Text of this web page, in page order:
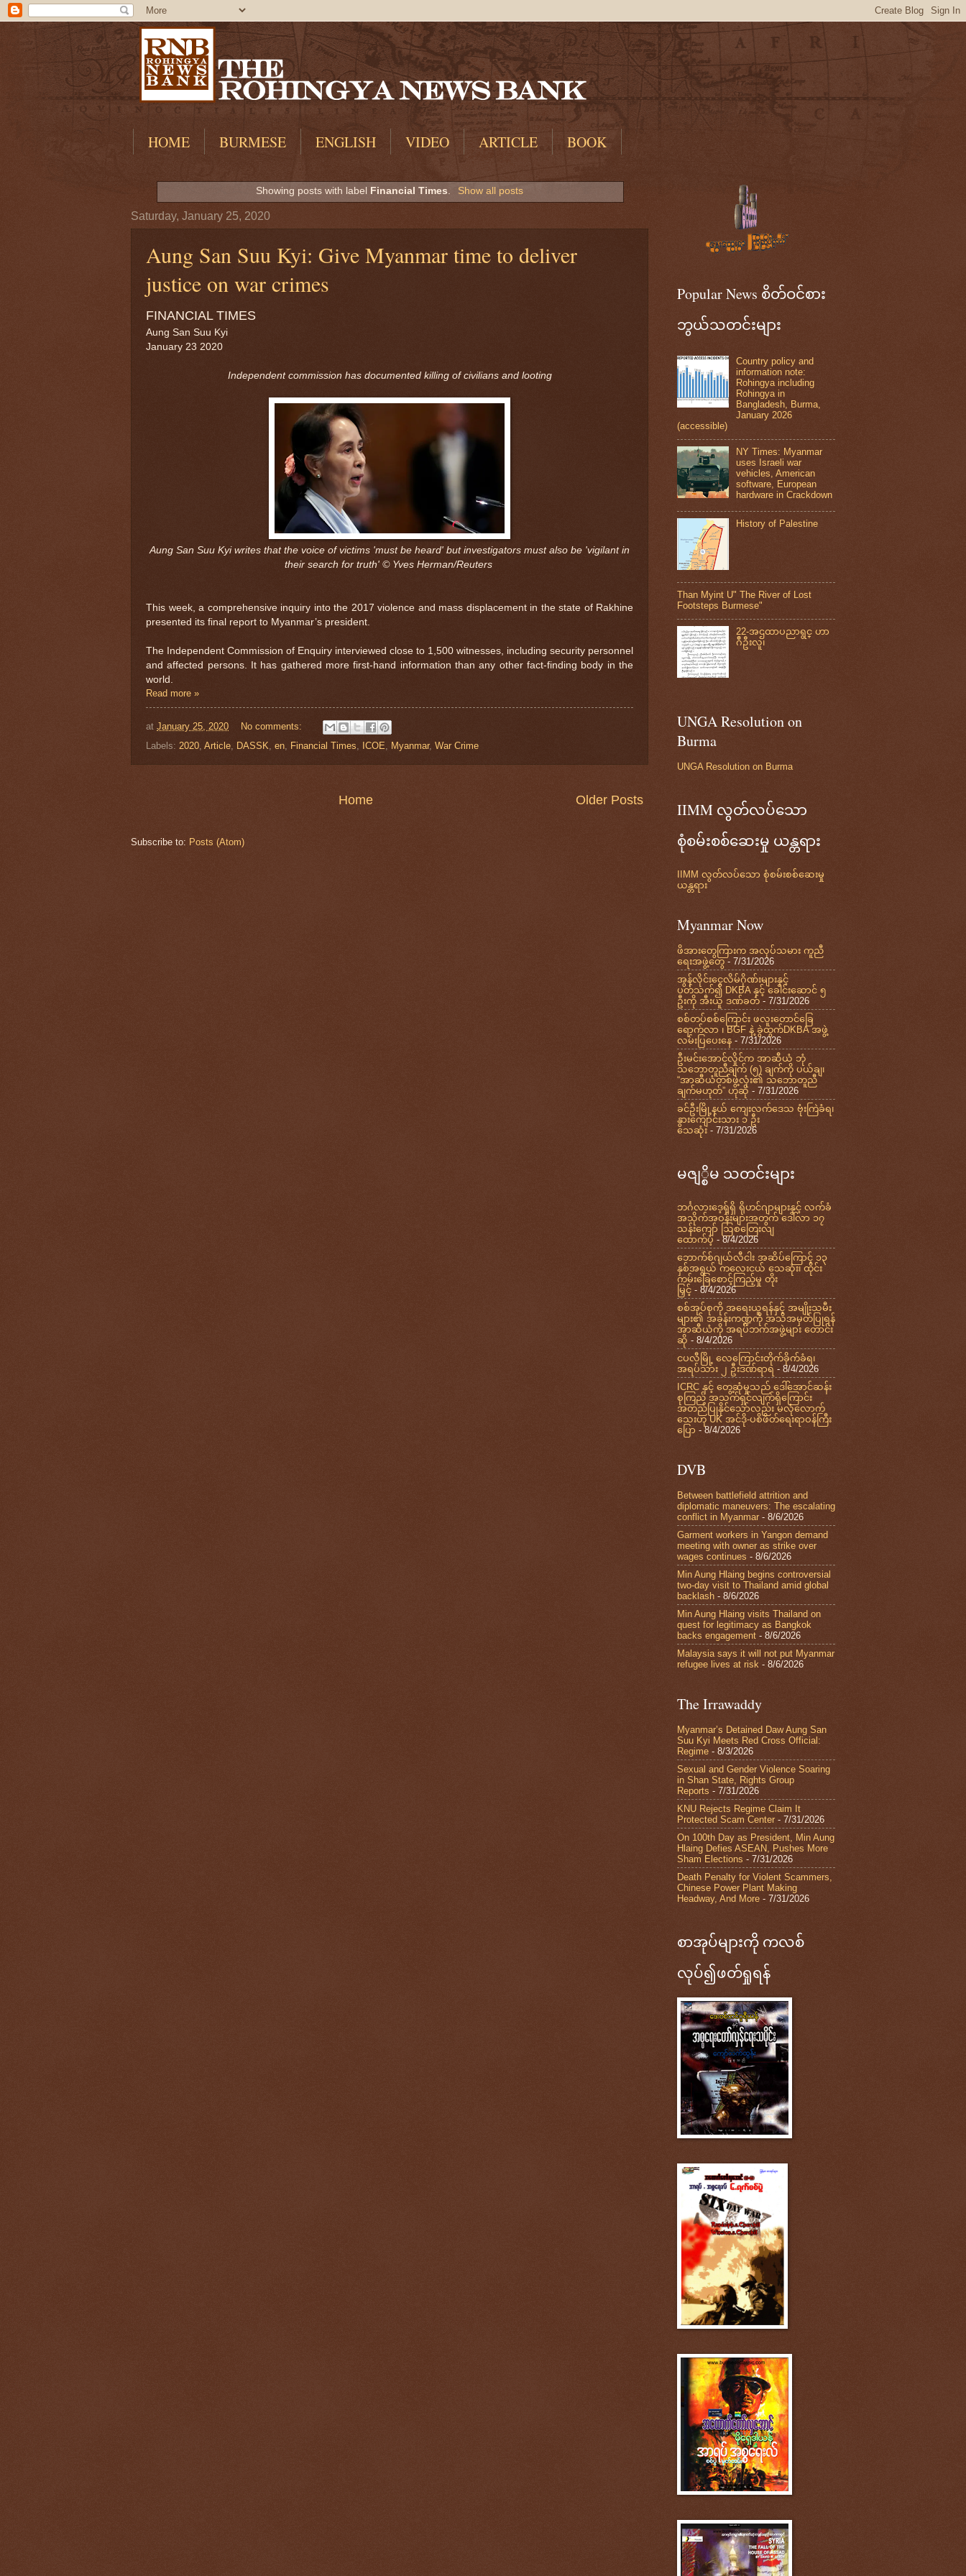
HOME BURMESE ENGLISH VIDEO ARTICLE BOOK
Showing posts with label Financial Times. Show all posts
Saturday, January 25, 2020
Aung San Suu Kyi: Give Myanmar time to deliver
justice on war crimes
FINANCIAL TIMES
Aung San Suu Kyi
January 23 2020
Independent commission has documented killing of civilians and looting
Aung San Suu Kyi writes that the voice of victims 'must be heard' but investigators must also be 'vigilant in
their search for truth' © Yves Herman/Reuters
This week, a comprehensive inquiry into the 2017 violence and mass displacement in the state of Rakhine
presented its final report to Myanmar’s president.
The Independent Commission of Enquiry interviewed close to 1,500 witnesses, including security personnel
and affected persons. It has gathered more first-hand information than any other fact-finding body in the
world.
Read more »
at January 25, 2020
No comments:
Labels: 2020 Article DASSK en Financial Times ICOE Myanmar, War Crime
Older Posts
Home
Subscribe to: Posts (Atom)
Popular News စိတ်ဝင်စား
ဘွယ်သတင်းများ
Country policy and
information note:
Rohingya including
Rohingya in
Bangladesh, Burma,
January 2026
(accessible)
NY Times: Myanmar
uses Israeli war
vehicles, American
software, European
hardware in Crackdown
History of Palestine
Than Myint U" The River of Lost
Footsteps Burmese"
22-အဌထာပညာရွင္ ဟာ
ဂ်ီဦးလူ၊
UNGA Resolution on
Burma
UNGA Resolution on Burma
IIMM လွတ်လပ်သော
စုံစမ်းစစ်ဆေးမှု ယန္တရား
IIMM လွတ်လပ်သော စုံစမ်းစစ်ဆေးမှု
ယန္တရား
Myanmar Now
ဖိအားတွေကြားက အလုပ်သမား ကူညီ
ရေးအဖွဲ့တွေ- 7/31/2026
အွန်လိုင်းငွေလိမ်ဂိုဏ်းများနှင့်
ပတ်သက်၍ DKBA နှင့် ခေါင်းဆောင် ၅
ဦးကို အီးယူ ဒဏ်ခတ် - 7/31/2026
စစ်တပ်စစ်ကြောင်း ဖလူးတောင်ခြေ
ရောက်လာ ၊ BGF နဲ့ ခွဲထွက်DKBA အဖွဲ့
လမ်းပြပေးနေ - 7/31/2026
ဦးမင်းအောင်လှိုင်က အာဆီယံ ဘုံ
သဘောတူညီချက် (၅) ချက်ကို ပယ်ချ၊
“အာဆီယံတစ်ဖွဲ့လုံး၏ သဘောတူညီ
ချက်မဟုတ်” ဟုဆို - 7/31/2026
ခင်ဦးမြို့နယ် ကျေးလက်ဒေသ ဗုံးကြဲခံရ၊
နွားကျောင်းသား ၁ ဦး
သေဆုံး- 7/31/2026
မဇျ္စိမ သတင်းများ
ဘင်္ဂလားဒေ့ရှ်ရှိ ရိုဟင်ဂျာများနှင့် လက်ခံ
အသိုက်အဝန်းများအတွက် ဒေါ်လာ ၁၇
သန်းကျော် ဩစတြေးလျ
ထောက်ပံ့ - 8/4/2026
ဘောက်စ်ဂျယ်လီငါး အဆိပ်ကြောင့် ၁၃
နှစ်အရွယ် ကလေးငယ် သေဆုံး၊ ထိုင်း
ကမ်းခြေစောင့်ကြည့်မှု တိုး
မြှင့် - 8/4/2026
စစ်အုပ်စုကို အရေးယူရန်နှင့် အမျိုးသမီး
များ၏ အခန်းကဏ္ဍကို အသိအမှတ်ပြုရန်
အာဆီယံကို အရပ်ဘက်အဖွဲ့များ တောင်း
ဆို - 8/4/2026
ငပလီမြို့ လေကြောင်းတိုက်ခိုက်ခံရ၊
အရပ်သား ၂ ဦးဒဏ်ရာရ - 8/4/2026
ICRC နှင့် တွေ့ဆုံမှုသည် ဒေါ်အောင်ဆန်း
စုကြည် အသက်ရှင်လျက်ရှိကြောင်း
အတည်ပြုနိုင်သော်လည်း မလုံလောက်
သေးဟု UK အင်ဒို-ပစိဖိတ်ရေးရာဝန်ကြီး
ပြော - 8/4/2026
DVB
Between battlefield attrition and
diplomatic maneuvers: The escalating
conflict in Myanmar - 8/6/2026
Garment workers in Yangon demand
meeting with owner as strike over
wages continues - 8/6/2026
Min Aung Hlaing begins controversial
two-day visit to Thailand amid global
backlash - 8/6/2026
Min Aung Hlaing visits Thailand on
quest for legitimacy as Bangkok
backs engagement - 8/6/2026
Malaysia says it will not put Myanmar
refugee lives at risk - 8/6/2026
The Irrawaddy
Myanmar’s Detained Daw Aung San
Suu Kyi Meets Red Cross Official:
Regime - 8/3/2026
Sexual and Gender Violence Soaring
in Shan State, Rights Group
Reports - 7/31/2026
KNU Rejects Regime Claim It
Protected Scam Center - 7/31/2026
On 100th Day as President, Min Aung
Hlaing Defies ASEAN, Pushes More
Sham Elections - 7/31/2026
Death Penalty for Violent Scammers,
Chinese Power Plant Making
Headway, And More - 7/31/2026
စာအုပ်များကို ကလစ်
လုပ်၍ဖတ်ရှုရန်